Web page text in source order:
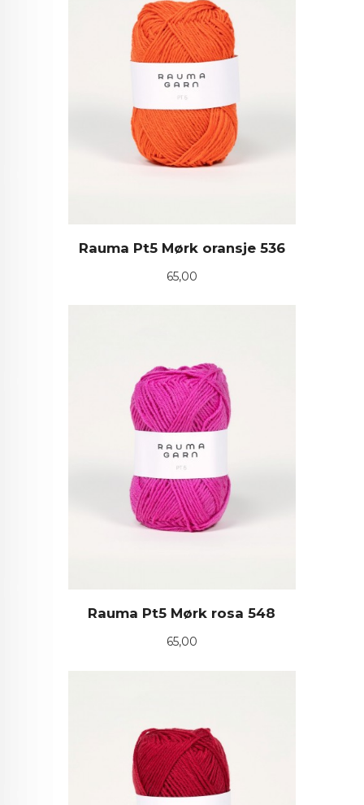
Rauma Pt5 Mørk oransje 536
Pris
65,00
Rauma Pt5 Mørk rosa 548
Pris
65,00